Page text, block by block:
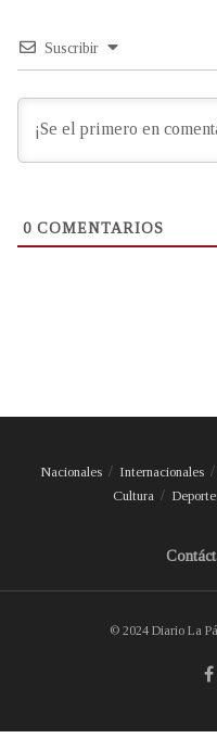
Suscribir
0 COMENTARIOS
Nacionales Internacionales
Cultura
© 2024 Diario La